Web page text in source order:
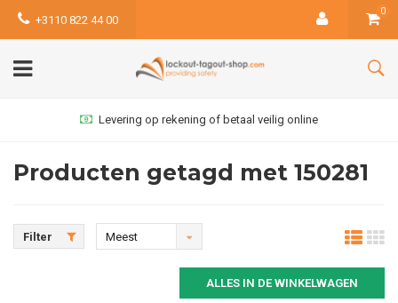
+3110 822 44 00
0
Levering op rekening of betaal veilig online
Producten getagd met 150281
Filter
Meest
ALLES IN DE WINKELWAGEN